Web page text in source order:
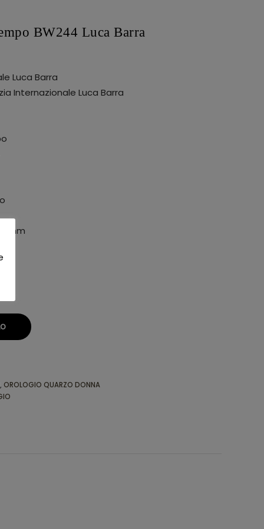
BW244 Luca Barra
Luca Barra
Internazionale Luca Barra
38mm
, OROLOGIO QUARZO DONNA